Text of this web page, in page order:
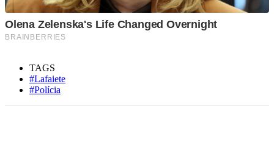
TAGS
#Lafaiete
#Polícia